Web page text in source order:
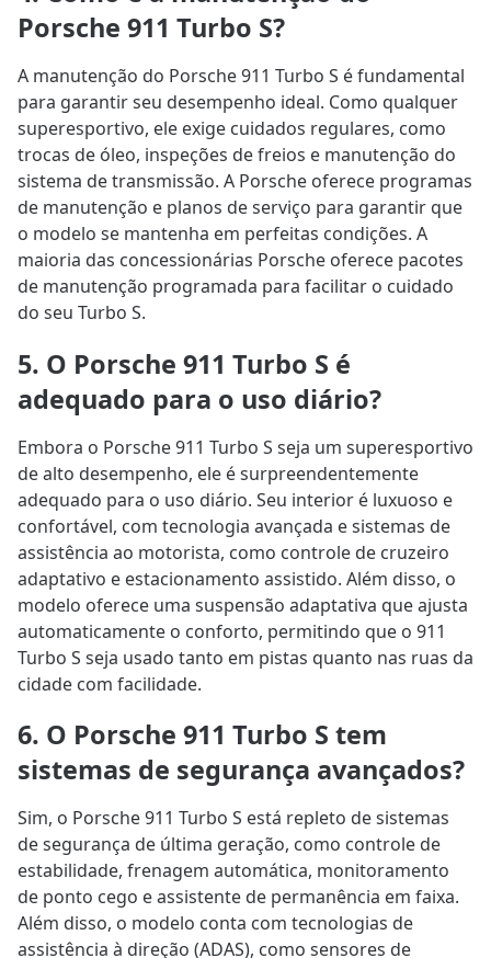
Porsche 911 Turbo S?
A manutenção do Porsche 911 Turbo S é fundamental
para garantir seu desempenho ideal. Como qualquer
superesportivo, ele exige cuidados regulares, como
trocas de óleo, inspeções de freios e manutenção do
sistema de transmissão. A Porsche oferece programas
de manutenção e planos de serviço para garantir que
o modelo se mantenha em perfeitas condições. A
maioria das concessionárias Porsche oferece pacotes
de manutenção programada para facilitar o cuidado
do seu Turbo S.
5. O Porsche 911 Turbo S é
adequado para o uso diário?
Embora o Porsche 911 Turbo S seja um superesportivo
de alto desempenho, ele é surpreendentemente
adequado para o uso diário. Seu interior é luxuoso e
confortável, com tecnologia avançada e sistemas de
assistência ao motorista, como controle de cruzeiro
adaptativo e estacionamento assistido. Além disso, o
modelo oferece uma suspensão adaptativa que ajusta
automaticamente o conforto, permitindo que o 911
Turbo S seja usado tanto em pistas quanto nas ruas da
cidade com facilidade.
6. O Porsche 911 Turbo S tem
sistemas de segurança avançados?
Sim, o Porsche 911 Turbo S está repleto de sistemas
de segurança de última geração, como controle de
estabilidade, frenagem automática, monitoramento
de ponto cego e assistente de permanência em faixa.
Além disso, o modelo conta com tecnologias de
assistência à direção (ADAS), como sensores de